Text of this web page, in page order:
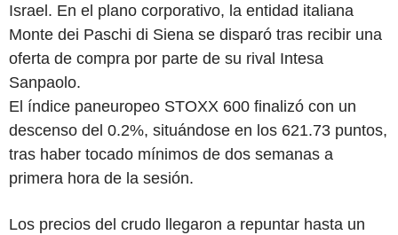
Israel. En el plano corporativo, la entidad italiana
Monte dei Paschi di Siena se disparó tras recibir una
oferta de compra por parte de su rival Intesa
Sanpaolo.
El índice paneuropeo STOXX 600 finalizó con un
descenso del 0.2%, situándose en los 621.73 puntos,
tras haber tocado mínimos de dos semanas a
primera hora de la sesión.
Los precios del crudo llegaron a repuntar hasta un